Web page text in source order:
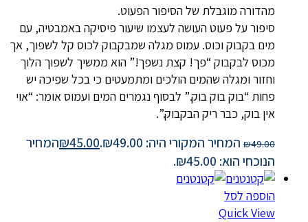
מהדורה מוגבלת של הסיפור הפעוט.
סיפור על פעוט העושה לעצמו שיעור פיסיקה באמבטיה, עם
מים בקבוק וכוס. עמוס מגלה שמבקבוק לכוס קל לשפוך, אך
מכוס לבקבוק “פך! קצת נשפך!” הוא ממשיך לשפוך הלוך
וחזור ומגלה שהמים הולכים ומתמעטים כי בכל שפיכה יש
פחות “בוק בוק בוק.” לבסוף נגמרים המים ועמוס אומר: “אוי
אין בוק, כבר ריק הבקבוק.”.
₪49.00 המחיר המקורי היה: ₪49.00. ₪45.00
המחיר
הנוכחי הוא: ₪45.00.
הוספה לסל
Quick View